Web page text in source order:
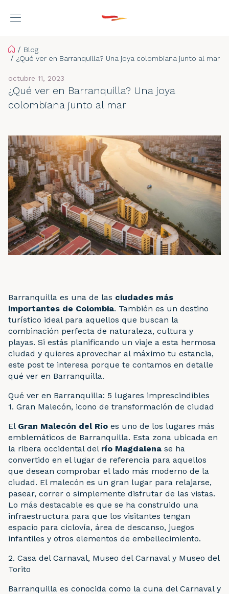
Home
Blog
¿Qué ver en Barranquilla? Una joya colombiana junto al mar
¿Qué ver en Barranquilla? Una joya
colombiana junto al mar
octubre 11, 2023
Barranquilla es una de las ciudades más
importantes de Colombia. También es un destino
turístico ideal para aquellos que buscan la
combinación perfecta de naturaleza, cultura y
playas. Si estás planificando un viaje a esta hermosa
ciudad y quieres aprovechar al máximo tu estancia,
este post te interesa porque te contamos en detalle
qué ver en Barranquilla.
Qué ver en Barranquilla: 5 lugares imprescindibles
1. Gran Malecón, icono de transformación de ciudad
El Gran Malecón del Río es uno de los lugares más
emblemáticos de Barranquilla. Esta zona ubicada en
la ribera occidental del río Magdalena se ha
convertido en el lugar de referencia para aquellos
que desean comprobar el lado más moderno de la
ciudad. El malecón es un gran lugar para relajarse,
pasear, correr o simplemente disfrutar de las vistas.
Lo más destacable es que se ha construido una
infraestructura para que los visitantes tengan
espacio para ciclovía, área de descanso, juegos
infantiles y otros elementos de embellecimiento.
2. Casa del Carnaval, Museo del Carnaval y Museo del
Torito
Barranquilla es conocida como la cuna del Carnaval y